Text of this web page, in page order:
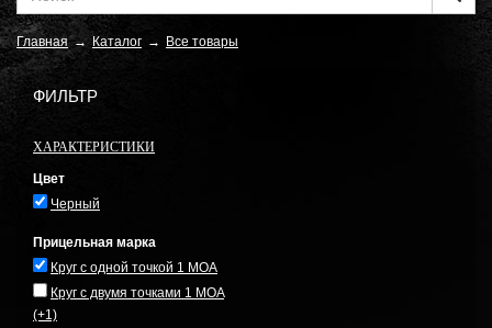
Главная → Каталог → Все товары
ФИЛЬТР
ХАРАКТЕРИСТИКИ
Цвет
Черный
Прицельная марка
Круг с одной точкой 1 MOA
Круг с двумя точками 1 MOA
(+1)